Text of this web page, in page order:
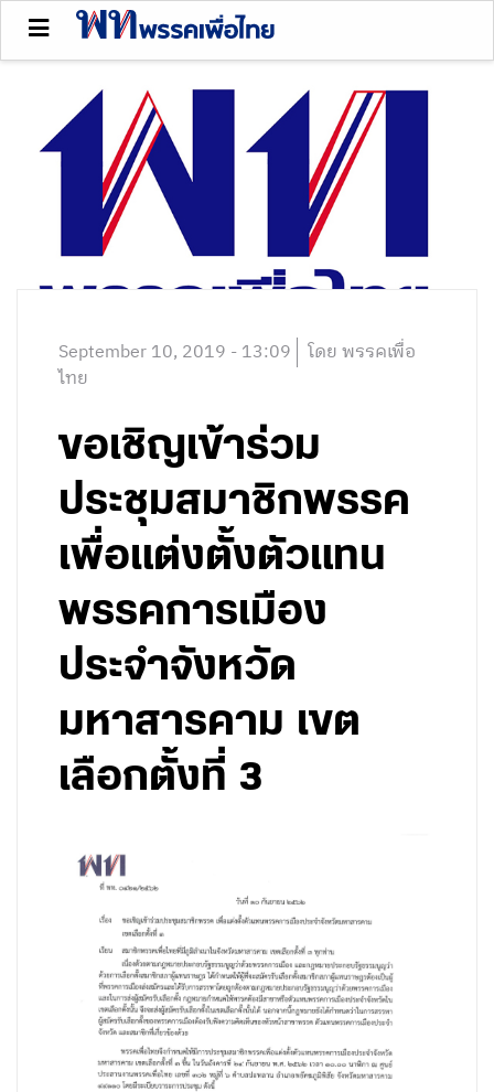
September 10, 2019 - 13:09 โดย พรรคเพื่อ
ไทย
ขอเชิญเข้าร่วม
ประชุมสมาชิกพรรค
เพื่อแต่งตั้งตัวแทน
พรรคการเมือง
ประจำจังหวัด
มหาสารคาม เขต
เลือกตั้งที่ 3